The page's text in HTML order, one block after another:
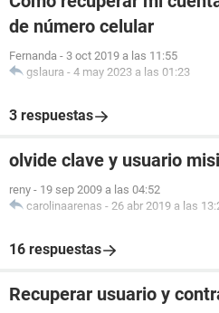
de número celular
Fernanda - 3 oct 2019 a las 11:55
gslaura - 4 may 2023 a las 01:23
3 respuestas
olvide clave y usuario
reny - 19 sep 2009 a las 04:52
carolinaarenas - 26 abr 2019 a las
16 respuestas
Recuperar usuario y